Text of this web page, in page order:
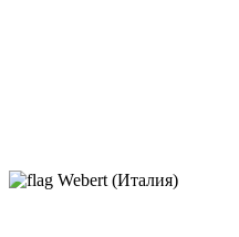
Webert (Италия)